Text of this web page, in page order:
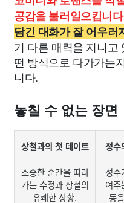
공감을 불러일으킵니
담긴 대화가 잘 어우러
기 다른 매력을 지니고
떤 방식으로 다가가는
니다.
놓칠 수 없는 장면
상철과의 첫 데이트 정수
소중한 순간을 따라
가는 수정과 상철의
유쾌한 상황.
정수
여주
동